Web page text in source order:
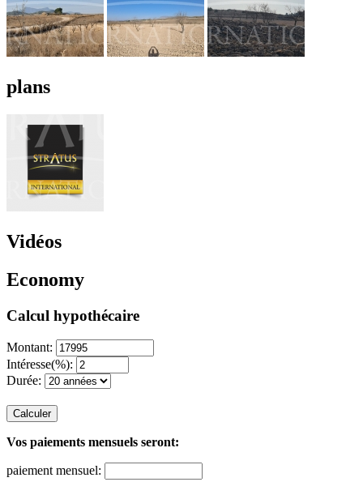
plans
Vidéos
Economy
Calcul hypothécaire
Montant:
Intéresse(%):
Durée:
Calculer
Vos paiements mensuels seront:
paiement mensuel: